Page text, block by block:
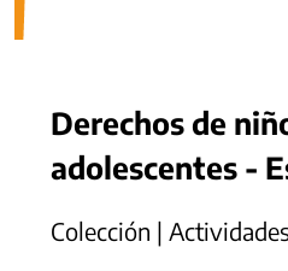
Derechos de
adolescentes -
Colección |